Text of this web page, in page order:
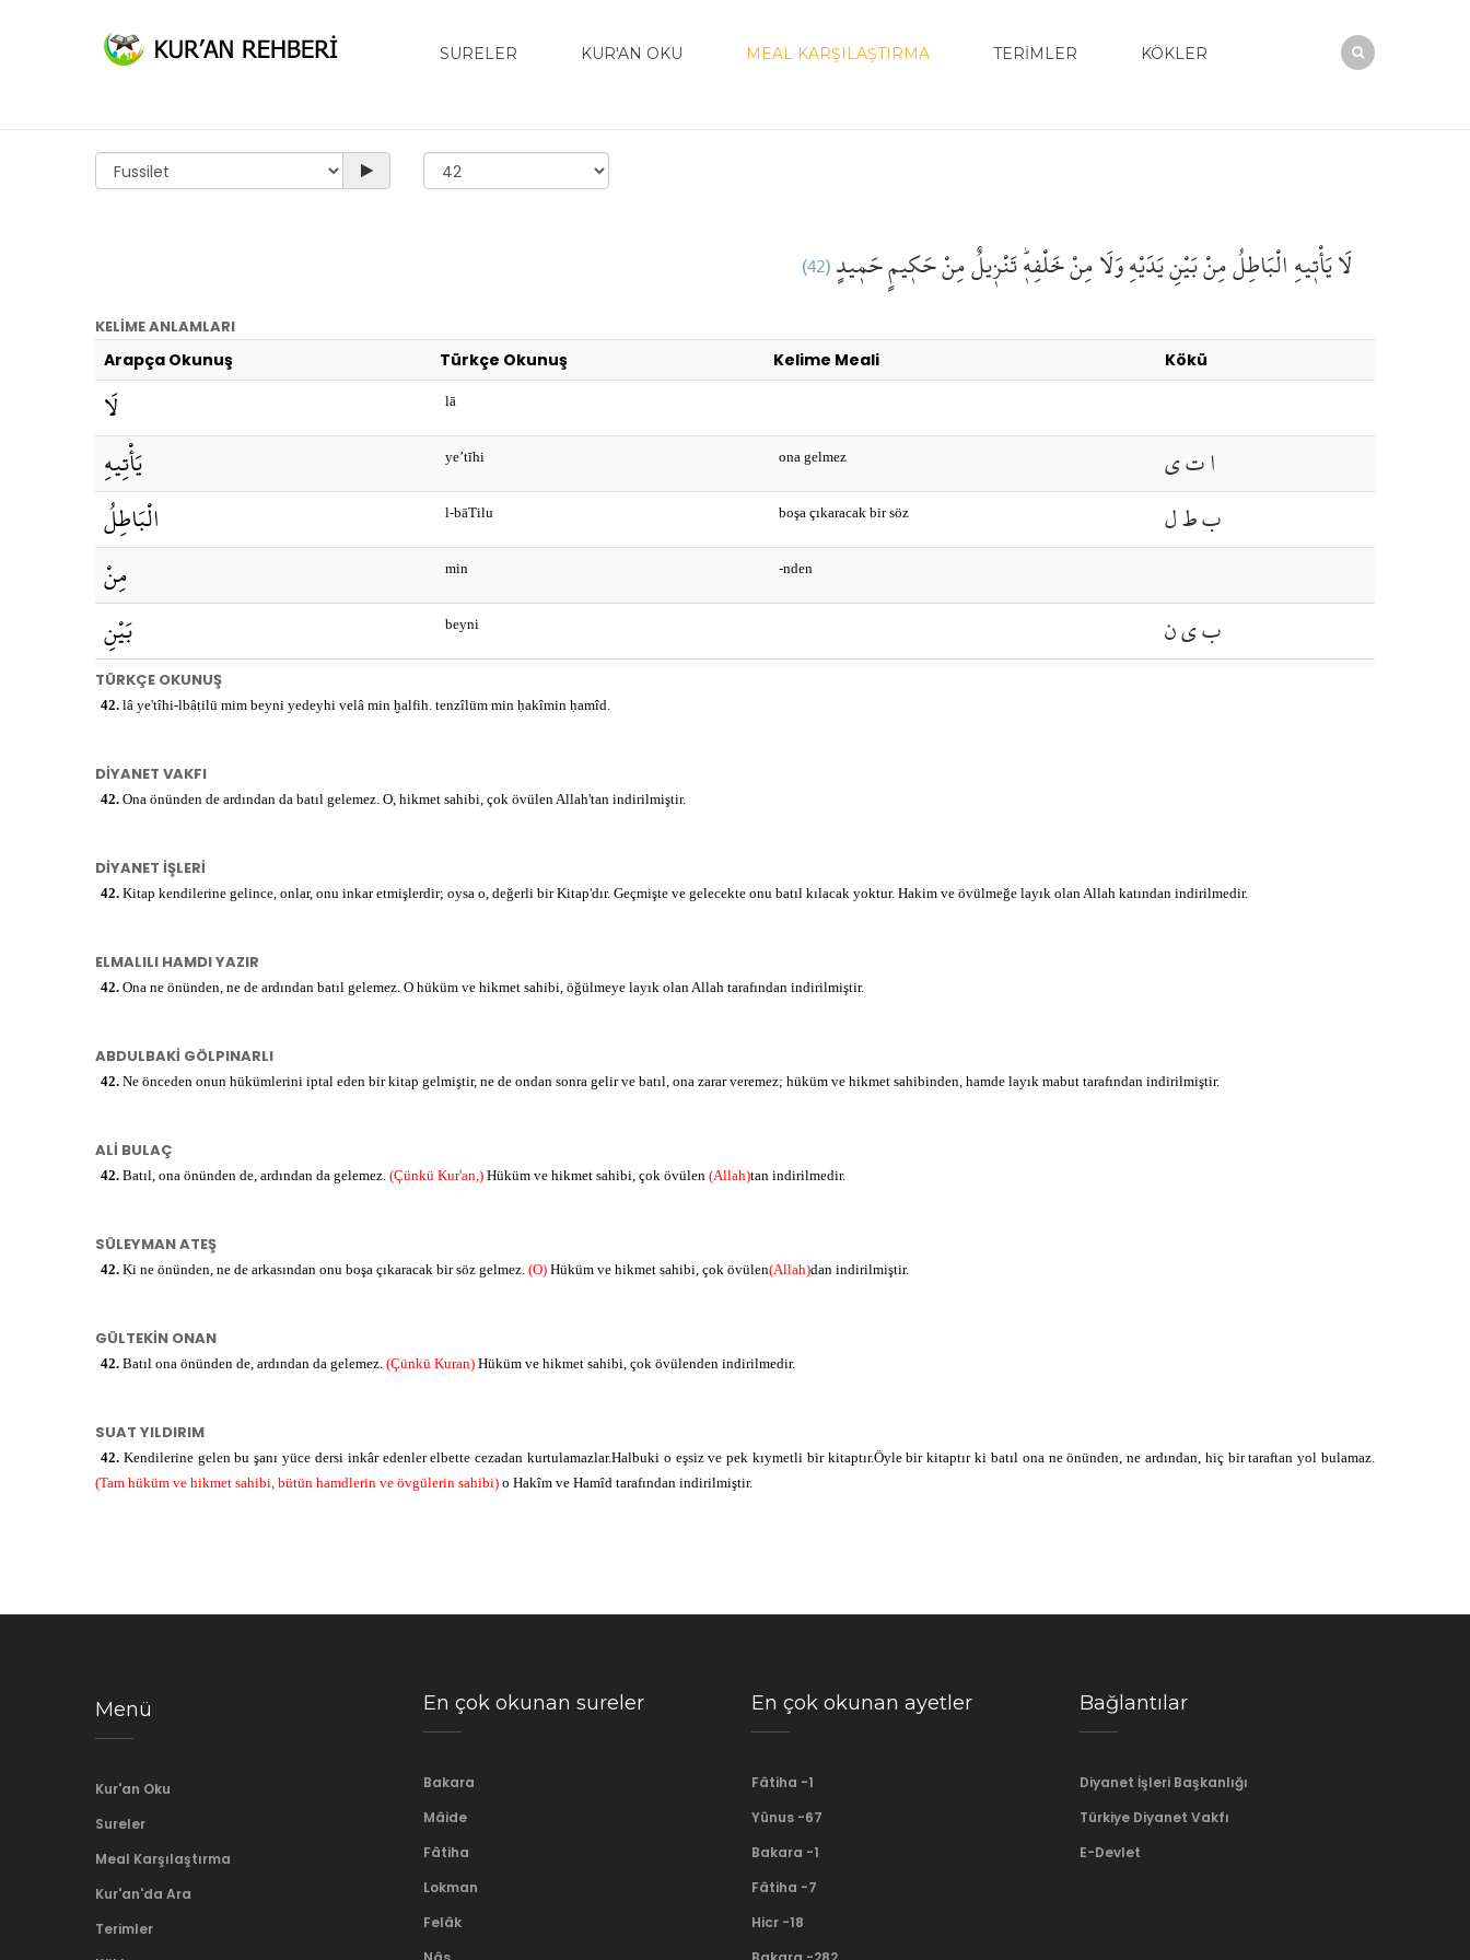
SURELER KUR'AN OKU MEAL KARŞILAŞTIRMA TERİMLER KÖKLER
لَا يَأْت۪يهِالْبَاطِلُمِنْ بَيْنِ يَدَيْهِوَلَا مِنْ خَلْفِه۪ۜتَنْز۪يلٌمِنْ حَك۪يمٍحَم۪يدٍ(42)
KELİME ANLAMLARI
Arapça Okunuş Türkçe Okunuş Kelime Meali Kökü
لَا lā
يَأْتِيهِ ye’tīhi ona gelmez
ا ت ي
الْبَاطِلُ
l-bāTilu boşa çıkaracak bir söz
ب ط ل
مِنْ
min -nden
بَيْنِ beyni
ب ي ن
يَدَيْهِ
مِنْ min
خَلْفِهِ
تَنْزِيلٌ
tenzīlun indirilmiştir
ن ز ل
مِنْ
حَمِيدٍ
ح م د
TÜRKÇE OKUNUŞ
42. lâ ye'tîhi-lbâṭilü mim beyni yedeyhi velâ min ḫalfih. tenzîlüm min ḥakîmin ḥamîd.
DİYANET VAKFI
42. Ona önünden de ardından da batıl gelemez. O, hikmet sahibi, çok övülen Allah'tan indirilmiştir.
DİYANET İŞLERİ
42. Kitap kendilerine gelince, onlar, onu inkar etmişlerdir; oysa o, değerli bir Kitap'dır. Geçmişte ve gelecekte onu batıl kılacak yoktur. Hakim ve övülmeğe layık olan Allah katından indirilmedir.
ELMALILI HAMDI YAZIR
42. Ona ne önünden, ne de ardından batıl gelemez. O hüküm ve hikmet sahibi, öğülmeye layık olan Allah tarafından indirilmiştir.
ABDULBAKİ GÖLPINARLI
42. Ne önceden onun hükümlerini iptal eden bir kitap gelmiştir, ne de ondan sonra gelir ve batıl, ona zarar veremez; hüküm ve hikmet sahibinden, hamde layık mabut tarafından indirilmiştir.
ALİ BULAÇ
42. Batıl, ona önünden de, ardından da gelemez. (Çünkü Kur'an,) Hüküm ve hikmet sahibi, çok övülen (Allah)tan indirilmedir.
SÜLEYMAN ATEŞ
42. Ki ne önünden, ne de arkasından onu boşa çıkaracak bir söz gelmez. (O) Hüküm ve hikmet sahibi, çok övülen(Allah)dan indirilmiştir.
GÜLTEKİN ONAN
42. Batıl ona önünden de, ardından da gelemez. (Çünkü Kuran) Hüküm ve hikmet sahibi, çok övülenden indirilmedir.
SUAT YILDIRIM
42. Kendilerine gelen bu şanı yüce dersi inkâr edenler elbette cezadan kurtulamazlar.Halbuki o eşsiz ve pek kıymetli bir kitaptır.Öyle bir kitaptır ki batıl ona ne önünden, ne ardından, hiç bir taraftan yol bulamaz.
(Tam hüküm ve hikmet sahibi, bütün hamdlerin ve övgülerin sahibi) o Hakîm ve Hamîd tarafından indirilmiştir.
Menü
Kur'an Oku
Sureler
Meal Karşılaştırma
Kur'an'da Ara
Terimler
En çok okunan sureler
Bakara
Mâide
Fâtiha
Lokman
Felâk
En çok okunan ayetler
Fâtiha -1
Yûnus -67
Bakara -1
Fâtiha -7
Hicr -18
Bağlantılar
Diyanet İşleri Başkanlığı
Türkiye Diyanet Vakfı
E-Devlet